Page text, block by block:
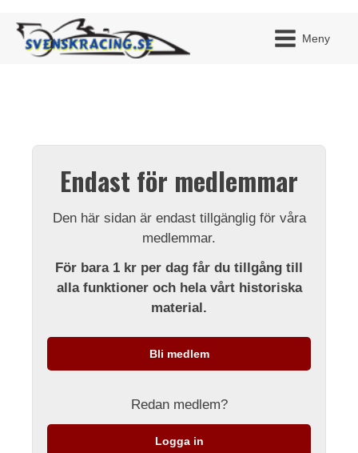
Meny
Endast för medlemmar
Den här sidan är endast tillgänglig för våra
medlemmar.
För bara 1 kr per dag får du tillgång till
alla funktioner och hela vårt historiska
material.
Bli medlem
Redan medlem?
Logga in